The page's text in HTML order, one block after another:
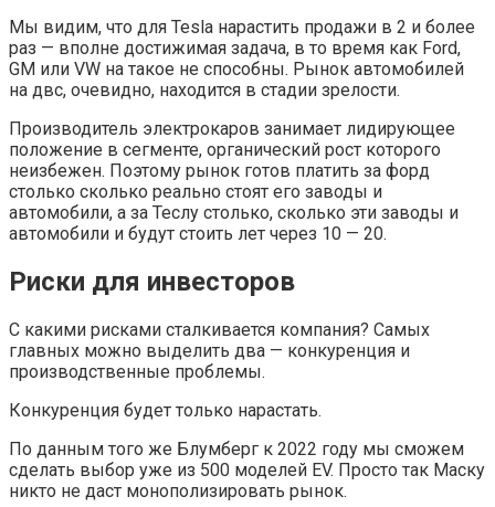
Мы видим, что для Tesla нарастить продажи в 2 и более
раз — вполне достижимая задача, в то время как Ford,
GM или VW на такое не способны. Рынок автомобилей
на двс, очевидно, находится в стадии зрелости.
Производитель электрокаров занимает лидирующее
положение в сегменте, органический рост которого
неизбежен. Поэтому рынок готов платить за форд
столько сколько реально стоят его заводы и
автомобили, а за Теслу столько, сколько эти заводы и
автомобили и будут стоить лет через 10 — 20.
Риски для инвесторов
С какими рисками сталкивается компания? Самых
главных можно выделить два — конкуренция и
производственные проблемы.
Конкуренция будет только нарастать.
По данным того же Блумберг к 2022 году мы сможем
сделать выбор уже из 500 моделей EV. Просто так Маску
никто не даст монополизировать рынок.